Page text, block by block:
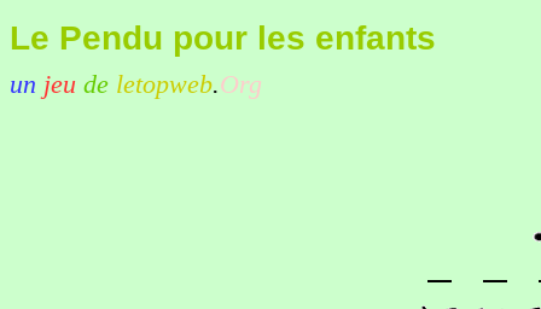
Le Pendu pour les enfants
un jeu de letopweb.Org